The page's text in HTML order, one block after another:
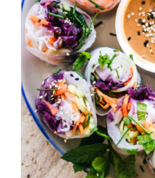
ADD TO CART